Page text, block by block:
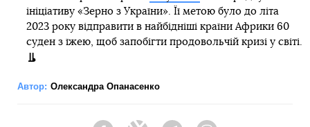
ініціативу «Зерно з України». Її метою було до літа
2023 року відправити в найбідніші країни Африки 60
суден з їжею, щоб запобігти продовольчій кризі у світі.
Автор: Олександра Опанасенко